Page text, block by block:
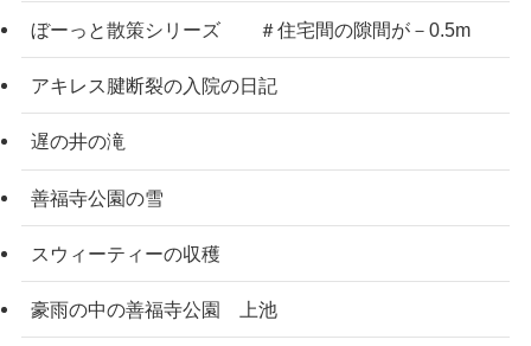
ぼーっと散策シリーズ ＃住宅間の隙間が－0.5m
アキレス腱断裂の入院の日記
遅の井の滝
善福寺公園の雪
スウィーティーの収穫
豪雨の中の善福寺公園 上池